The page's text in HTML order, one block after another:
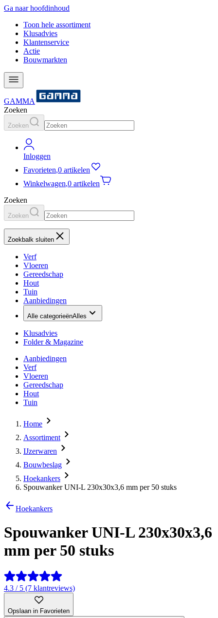
Ga naar hoofdinhoud
Toon hele assortiment
Klusadvies
Klantenservice
Actie
Bouwmarkten
GAMMA
Zoeken
Zoeken
Inloggen
Favorieten,0 artikelen
Winkelwagen,0 artikelen
Zoeken
Zoeken
Zoekbalk sluiten
Verf
Vloeren
Gereedschap
Hout
Tuin
Aanbiedingen
Alle categorieënAlles
Klusadvies
Folder & Magazine
Aanbiedingen
Verf
Vloeren
Gereedschap
Hout
Tuin
Home
Assortiment
IJzerwaren
Bouwbeslag
Hoekankers
Spouwanker UNI-L 230x30x3,6 mm per 50 stuks
Hoekankers
Spouwanker UNI-L 230x30x3,6
mm per 50 stuks
4.3 / 5 (7 klantreviews)
Opslaan in Favorieten